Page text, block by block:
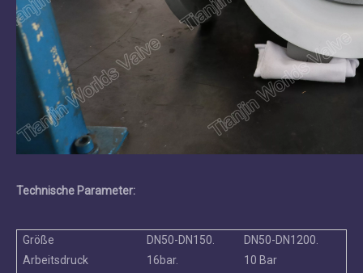
Technische Parameter:
Größe DN50-DN150.
DN50-DN1200.
Arbeitsdruck
16bar.
10 Bar